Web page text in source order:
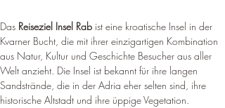
Das Reiseziel Insel Rab ist eine kroatische Insel in der
Kvarner Bucht, die mit ihrer einzigartigen Kombination
aus Natur, Kultur und Geschichte Besucher aus aller
Welt anzieht. Die Insel ist bekannt für ihre langen
Sandstrände, die in der Adria eher selten sind, ihre
historische Altstadt und ihre üppige Vegetation.